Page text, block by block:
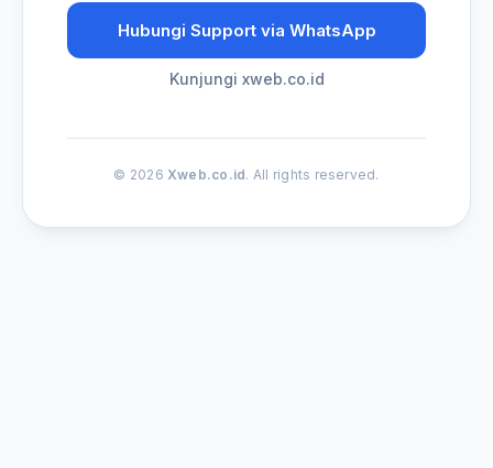
Hubungi Support via WhatsApp
Kunjungi xweb.co.id
© 2026 Xweb.co.id. All rights reserved.